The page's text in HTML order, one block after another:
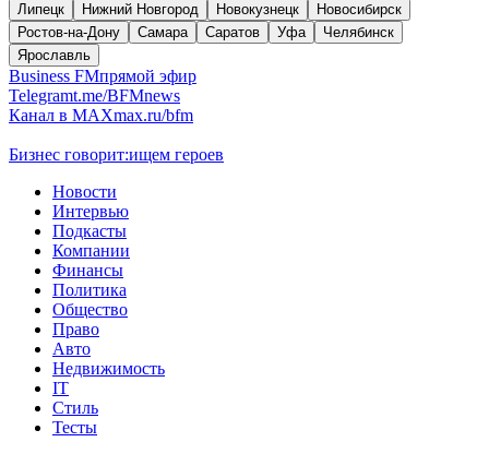
Липецк
Нижний Новгород Новокузнецк
Новосибирск
Ростов-на-Дону
Самара Саратов Уфа
Челябинск
Ярославль
Business FMпрямой эфир
Telegramt.me/BFMnews
Канал в MAXmax.ru/bfm
Бизнес говорит:ищем героев
Новости
Интервью
Подкасты
Компании
Финансы
Политика
Общество
Право
Авто
Недвижимость
IT
Стиль
Тесты